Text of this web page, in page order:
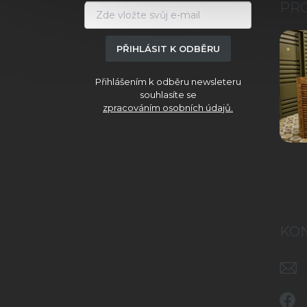
PŘIHLÁSIT K ODBĚRU
Přihlášením k odběru newsleteru
souhlasíte se
zpracováním osobních údajů.